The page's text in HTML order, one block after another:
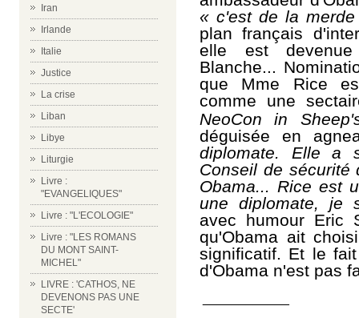
Iran
Irlande
Italie
Justice
La crise
Liban
Libye
Liturgie
Livre :
"EVANGELIQUES"
Livre : "L'ECOLOGIE"
Livre : "LES ROMANS
DU MONT SAINT-
MICHEL"
LIVRE : 'CATHOS, NE
DEVENONS PAS UNE
SECTE'
« c'est de la
plan français
elle est
Blanche...
que Mme Rice
comme une
NeoCon in
déguisée en
diplomate. Elle a
Conseil de sécurité
Obama... Rice est
une diplomate, je
avec humour Eric
qu'Obama ait
significatif. Et le
d'Obama n'est pas